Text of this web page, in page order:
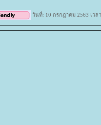
วันที่: 10 กรกฎาคม 2563 เวล